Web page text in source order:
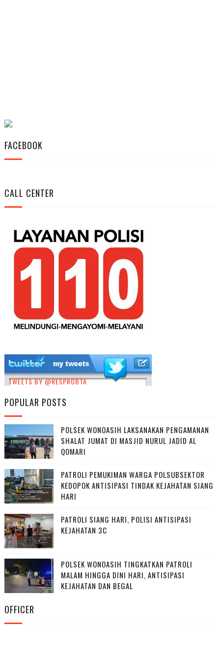
FACEBOOK
CALL CENTER
TWEETS BY @RESPROBTA
POPULAR POSTS
POLSEK WONOASIH LAKSANAKAN PENGAMANAN
SHALAT JUMAT DI MASJID NURUL JADID AL
QOMARI
PATROLI PEMUKIMAN WARGA POLSUBSEKTOR
KEDOPOK ANTISIPASI TINDAK KEJAHATAN SIANG
HARI
PATROLI SIANG HARI, POLISI ANTISIPASI
KEJAHATAN 3C
POLSEK WONOASIH TINGKATKAN PATROLI
MALAM HINGGA DINI HARI, ANTISIPASI
KEJAHATAN DAN BEGAL
OFFICER